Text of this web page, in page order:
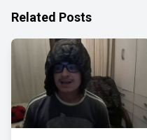
Related Posts